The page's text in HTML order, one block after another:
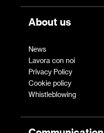
About us
News
Lavora con noi
Privacy Policy
Cookie policy
Whistleblowing